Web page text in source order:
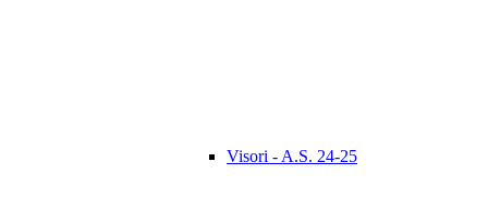
Visori - A.S. 24-25